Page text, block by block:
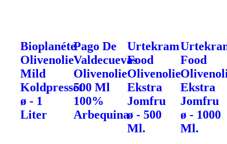
Bioplanéte
Olivenolie
Mild
Koldpresset
ø - 1
Liter
Pago De
Valdecuevas
Olivenolie
500 Ml
100%
Arbequina
Urtekram
Food
Olivenolie
Ekstra
Jomfru
ø - 500
Ml.
Food
Ekstra
Jomfru
ø - 1000
Ml.